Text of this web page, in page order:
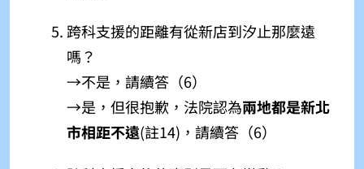
跨科支援的距離有從新店到汐止那麼遠
嗎？
→不是，請續答（6）
→是，但很抱歉，法院認為兩地都是新北
市相距不遠(註14)，請續答（6）